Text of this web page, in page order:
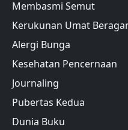
Membasmi Semut
Kerukunan Umat
Alergi Bunga
Kesehatan Pencernaan
Journaling
Pubertas Kedua
Dunia Buku